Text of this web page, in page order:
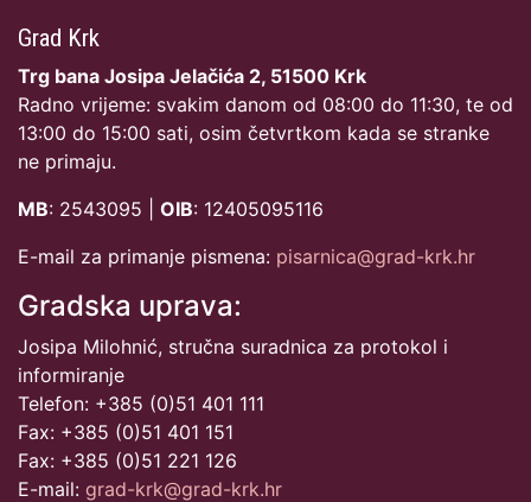
Grad Krk
Trg bana Josipa Jelačića 2, 51500 Krk
Radno vrijeme: svakim danom od 08:00 do 11:30, te od
13:00 do 15:00 sati, osim četvrtkom kada se stranke
ne primaju.
MB: 2543095 | OIB: 12405095116
E-mail za primanje pismena: pisarnica@grad-krk.hr
Gradska uprava:
Josipa Milohnić, stručna suradnica za protokol i
informiranje
Telefon: +385 (0)51 401 111
Fax: +385 (0)51 401 151
Fax: +385 (0)51 221 126
E-mail: grad-krk@grad-krk.hr